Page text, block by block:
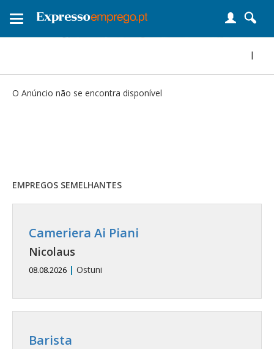
Toggle
|
O Anúncio não se encontra disponível
EMPREGOS SEMELHANTES
Cameriera Ai Piani
Nicolaus
08.08.2026 | Ostuni
Barista